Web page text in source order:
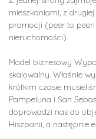
mieszkaniami, z
promocji (peer to
nieruchomości).
Model biznesowy
skalowalny. Właśnie
krótkim czasie
Pampeluna i San
doprowadzi nas do
Hiszpanii, a następnie